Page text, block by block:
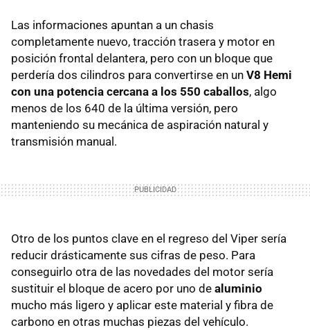
Las informaciones apuntan a un chasis
completamente nuevo, tracción trasera y motor en
posición frontal delantera, pero con un bloque que
perdería dos cilindros para convertirse en un V8 Hemi
con una potencia cercana a los 550 caballos, algo
menos de los 640 de la última versión, pero
manteniendo su mecánica de aspiración natural y
transmisión manual.
Otro de los puntos clave en el regreso del Viper sería
reducir drásticamente sus cifras de peso. Para
conseguirlo otra de las novedades del motor sería
sustituir el bloque de acero por uno de aluminio
mucho más ligero y aplicar este material y fibra de
carbono en otras muchas piezas del vehículo.